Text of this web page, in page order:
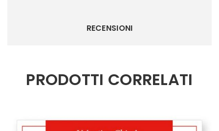
RECENSIONI
PRODOTTI CORRELATI